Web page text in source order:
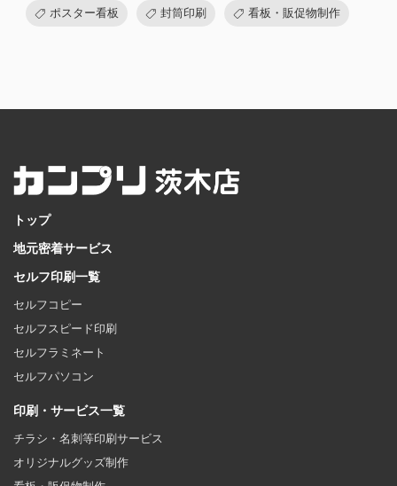
ポスター看板 封筒印刷 看板・販促物制作
トップ
地元密着サービス
セルフ印刷一覧
セルフコピー
セルフスピード印刷
セルフラミネート
セルフパソコン
印刷・サービス一覧
チラシ・名刺等印刷サービス
オリジナルグッズ制作